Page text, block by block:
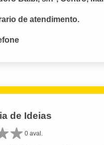
de atendimento.
de Ideias
0 aval.